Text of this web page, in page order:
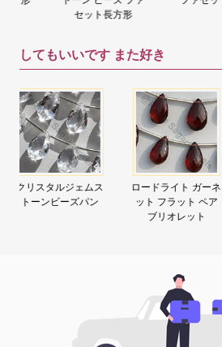
セット長方形
してもいいです また好き
ロードライト ガーネ
ット フラット ペア
トルマリン ジェムス
トーン ビーズ ハー
ト ブリオレット